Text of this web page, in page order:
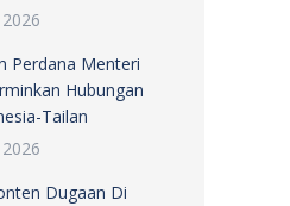
Perdana Menteri
Hubungan
Tailan
Dugaan Di